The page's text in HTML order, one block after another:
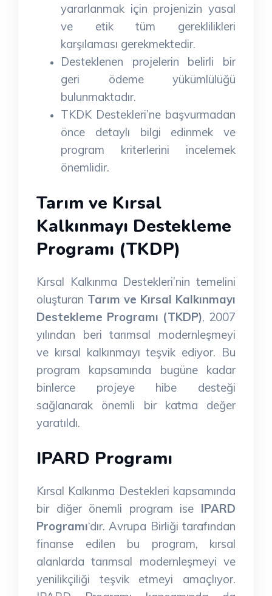
yararlanmak için projenizin yasal
ve etik tüm gereklilikleri
karşılaması gerekmektedir.
Desteklenen projelerin belirli bir
geri ödeme yükümlülüğü
bulunmaktadır.
TKDK Destekleri’ne başvurmadan
önce detaylı bilgi edinmek ve
program kriterlerini incelemek
önemlidir.
Tarım ve Kırsal
Kalkınmayı Destekleme
Programı (TKDP)
Kırsal Kalkınma Destekleri’nin temelini
oluşturan Tarım ve Kırsal Kalkınmayı
Destekleme Programı (TKDP), 2007
yılından beri tarımsal modernleşmeyi
ve kırsal kalkınmayı teşvik ediyor. Bu
program kapsamında bugüne kadar
binlerce projeye hibe desteği
sağlanarak önemli bir katma değer
yaratıldı.
IPARD Programı
Kırsal Kalkınma Destekleri kapsamında
bir diğer önemli program ise IPARD
Programı‘dır. Avrupa Birliği tarafından
finanse edilen bu program, kırsal
alanlarda tarımsal modernleşmeyi ve
yenilikçiliği teşvik etmeyi amaçlıyor.